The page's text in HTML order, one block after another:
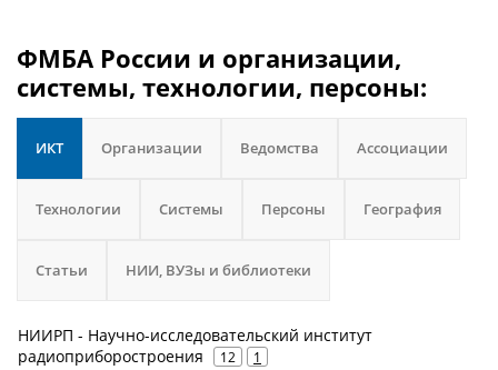
ФМБА России и организации,
системы, технологии, персоны:
ИКТ Организации Ведомства Ассоциации
Технологии Системы Персоны География
Статьи НИИ, ВУЗы и библиотеки
НИИРП - Научно-исследовательский институт
радиоприборостроения
12 1